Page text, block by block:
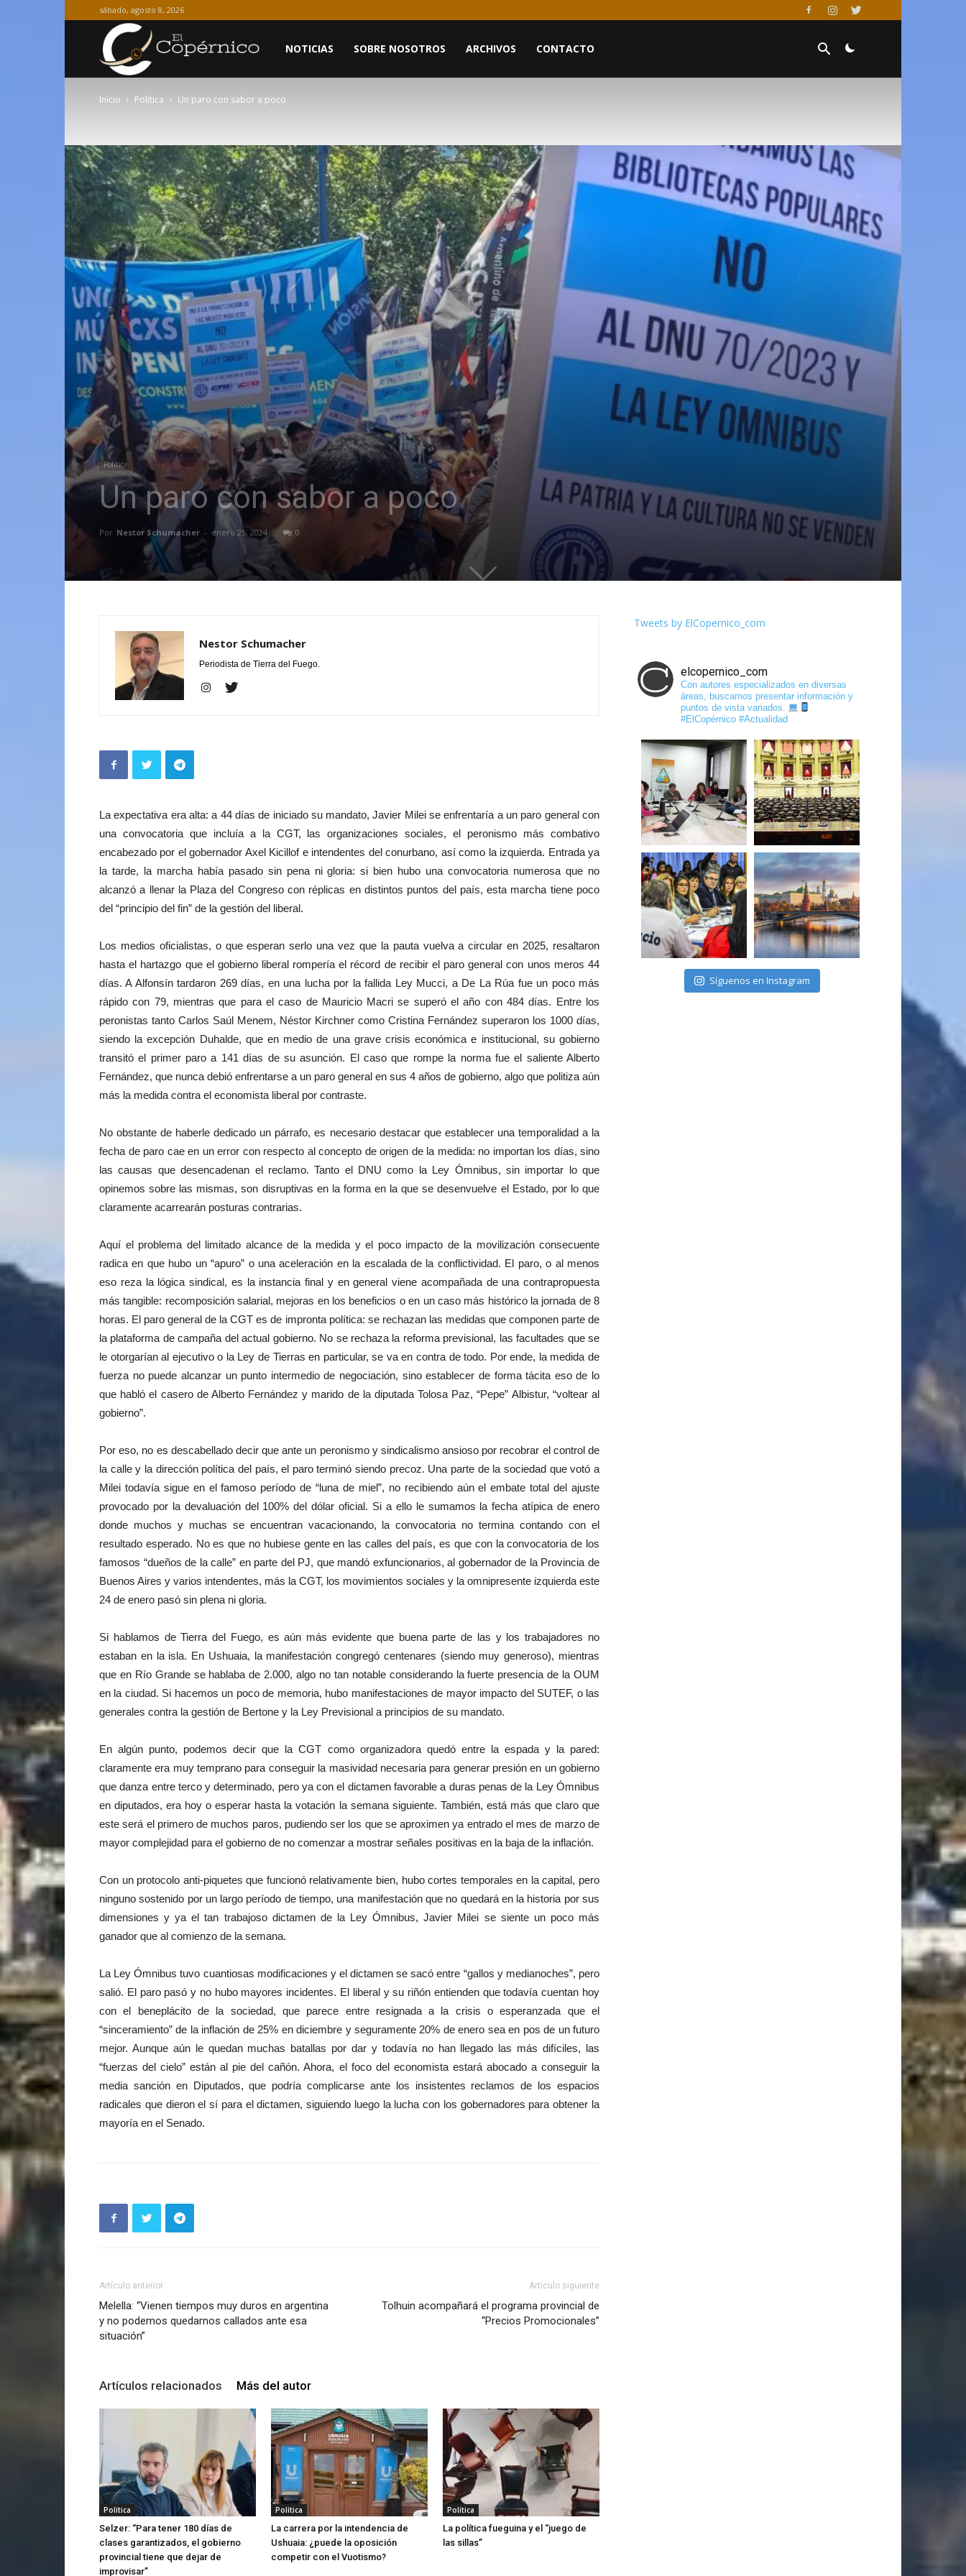
sábado, agosto 8, 2026
Copérnico
NOTICIAS SOBRE NOSOTROS ARCHIVOS CONTACTO
Inicio Política Un paro con sabor a poco
Política
Un paro con sabor a poco
Por Nestor Schumacher - enero 25, 2024 0
Nestor Schumacher
Periodista de Tierra del Fuego.
La expectativa era alta: a 44 días de iniciado su mandato, Javier Milei se enfrentaría a un paro general con
una convocatoria que incluía a la CGT, las organizaciones sociales, el peronismo más combativo
encabezado por el gobernador Axel Kicillof e intendentes del conurbano, así como la izquierda. Entrada ya
la tarde, la marcha había pasado sin pena ni gloria: si bien hubo una convocatoria numerosa que no
alcanzó a llenar la Plaza del Congreso con réplicas en distintos puntos del país, esta marcha tiene poco
del “principio del fin” de la gestión del liberal.
Los medios oficialistas, o que esperan serlo una vez que la pauta vuelva a circular en 2025, resaltaron
hasta el hartazgo que el gobierno liberal rompería el récord de recibir el paro general con unos meros 44
días. A Alfonsín tardaron 269 días, en una lucha por la fallida Ley Mucci, a De La Rúa fue un poco más
rápido con 79, mientras que para el caso de Mauricio Macri se superó el año con 484 días. Entre los
peronistas tanto Carlos Saúl Menem, Néstor Kirchner como Cristina Fernández superaron los 1000 días,
siendo la excepción Duhalde, que en medio de una grave crisis económica e institucional, su gobierno
transitó el primer paro a 141 días de su asunción. El caso que rompe la norma fue el saliente Alberto
Fernández, que nunca debió enfrentarse a un paro general en sus 4 años de gobierno, algo que politiza aún
más la medida contra el economista liberal por contraste.
No obstante de haberle dedicado un párrafo, es necesario destacar que establecer una temporalidad a la
fecha de paro cae en un error con respecto al concepto de origen de la medida: no importan los días, sino
las causas que desencadenan el reclamo. Tanto el DNU como la Ley Ómnibus, sin importar lo que
opinemos sobre las mismas, son disruptivas en la forma en la que se desenvuelve el Estado, por lo que
claramente acarrearán posturas contrarias.
Aquí el problema del limitado alcance de la medida y el poco impacto de la movilización consecuente
radica en que hubo un “apuro” o una aceleración en la escalada de la conflictividad. El paro, o al menos
eso reza la lógica sindical, es la instancia final y en general viene acompañada de una contrapropuesta
más tangible: recomposición salarial, mejoras en los beneficios o en un caso más histórico la jornada de 8
horas. El paro general de la CGT es de impronta política: se rechazan las medidas que componen parte de
la plataforma de campaña del actual gobierno. No se rechaza la reforma previsional, las facultades que se
le otorgarían al ejecutivo o la Ley de Tierras en particular, se va en contra de todo. Por ende, la medida de
fuerza no puede alcanzar un punto intermedio de negociación, sino establecer de forma tácita eso de lo
que habló el casero de Alberto Fernández y marido de la diputada Tolosa Paz, “Pepe” Albistur, “voltear al
gobierno”.
Por eso, no es descabellado decir que ante un peronismo y sindicalismo ansioso por recobrar el control de
la calle y la dirección política del país, el paro terminó siendo precoz. Una parte de la sociedad que votó a
Milei todavía sigue en el famoso período de “luna de miel”, no recibiendo aún el embate total del ajuste
provocado por la devaluación del 100% del dólar oficial. Si a ello le sumamos la fecha atípica de enero
donde muchos y muchas se encuentran vacacionando, la convocatoria no termina contando con el
resultado esperado. No es que no hubiese gente en las calles del país, es que con la convocatoria de los
famosos “dueños de la calle” en parte del PJ, que mandó exfuncionarios, al gobernador de la Provincia de
Buenos Aires y varios intendentes, más la CGT, los movimientos sociales y la omnipresente izquierda este
24 de enero pasó sin plena ni gloria.
Si hablamos de Tierra del Fuego, es aún más evidente que buena parte de las y los trabajadores no
estaban en la isla. En Ushuaia, la manifestación congregó centenares (siendo muy generoso), mientras
que en Río Grande se hablaba de 2.000, algo no tan notable considerando la fuerte presencia de la OUM
en la ciudad. Si hacemos un poco de memoria, hubo manifestaciones de mayor impacto del SUTEF, o las
generales contra la gestión de Bertone y la Ley Previsional a principios de su mandato.
En algún punto, podemos decir que la CGT como organizadora quedó entre la espada y la pared:
claramente era muy temprano para conseguir la masividad necesaria para generar presión en un gobierno
que danza entre terco y determinado, pero ya con el dictamen favorable a duras penas de la Ley Ómnibus
en diputados, era hoy o esperar hasta la votación la semana siguiente. También, está más que claro que
este será el primero de muchos paros, pudiendo ser los que se aproximen ya entrado el mes de marzo de
mayor complejidad para el gobierno de no comenzar a mostrar señales positivas en la baja de la inflación.
Con un protocolo anti-piquetes que funcionó relativamente bien, hubo cortes temporales en la capital, pero
ninguno sostenido por un largo período de tiempo, una manifestación que no quedará en la historia por sus
dimensiones y ya el tan trabajoso dictamen de la Ley Ómnibus, Javier Milei se siente un poco más
ganador que al comienzo de la semana.
La Ley Ómnibus tuvo cuantiosas modificaciones y el dictamen se sacó entre “gallos y medianoches”, pero
salió. El paro pasó y no hubo mayores incidentes. El liberal y su riñón entienden que todavía cuentan hoy
con el beneplácito de la sociedad, que parece entre resignada a la crisis o esperanzada que el
“sinceramiento” de la inflación de 25% en diciembre y seguramente 20% de enero sea en pos de un futuro
mejor. Aunque aún le quedan muchas batallas por dar y todavía no han llegado las más difíciles, las
“fuerzas del cielo” están al pie del cañón. Ahora, el foco del economista estará abocado a conseguir la
media sanción en Diputados, que podría complicarse ante los insistentes reclamos de los espacios
radicales que dieron el sí para el dictamen, siguiendo luego la lucha con los gobernadores para obtener la
mayoría en el Senado.
Artículo anterior
Melella: “Vienen tiempos muy duros en argentina
y no podemos quedarnos callados ante esa
situación”
Artículo siguiente
Tolhuin acompañará el programa provincial de
“Precios Promocionales”
Artículos relacionados Más del autor
Política
Selzer: “Para tener 180 días de
clases garantizados, el gobierno
provincial tiene que dejar de
improvisar”
Política
La carrera por la intendencia de
Ushuaia: ¿puede la oposición
competir con el Vuotismo?
Política
La política fueguina y el “juego de
las sillas”
Tweets by ElCopernico_com
elcopernico_com
Con autores especializados en diversas
áreas, buscamos presentar información y
puntos de vista variados.
#ElCopérnico #Actualidad
Síguenos en Instagram